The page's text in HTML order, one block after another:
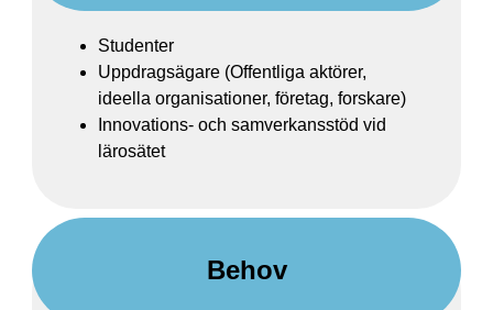
Studenter
Uppdragsägare (Offentliga aktörer,
ideella organisationer, företag, forskare)
Innovations- och samverkansstöd vid
lärosätet
Behov